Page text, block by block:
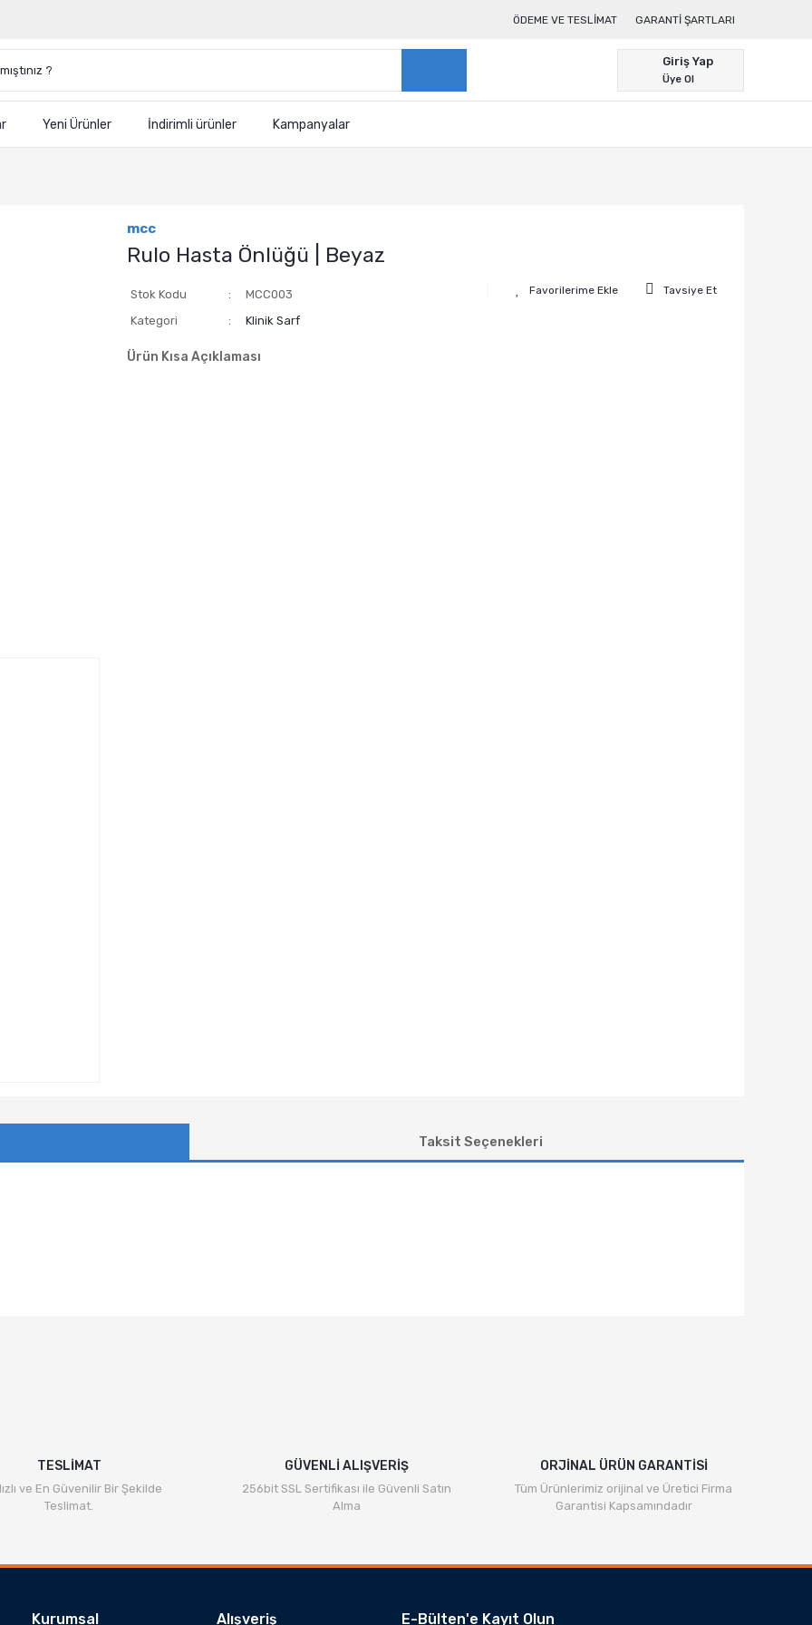
ÖDEME VE TESLIMAT GARANTI ŞARTLARI
Giriş Yap
Üye Ol
Yeni Ürünler İndirimli ürünler Kampanyalar
mcc
Rulo Hasta Önlüğü | Beyaz
Stok Kodu
MCC003
Kategori
Klinik Sarf
Ürün Kısa Açıklaması
Tavsiye Et
Taksit Seçenekleri
TESLİMAT
ve En Güvenilir Bir Şekilde
Teslimat.
GÜVENLİ ALIŞVERİŞ
256bit SSL Sertifikası ile Güvenli Satın
Alma
ORJİNAL ÜRÜN GARANTİSİ
Tüm Ürünlerimiz orijinal ve Üretici Firma
Garantisi Kapsamındadır
Kurumsal Alışveriş E-Bülten'e Kayıt Olun